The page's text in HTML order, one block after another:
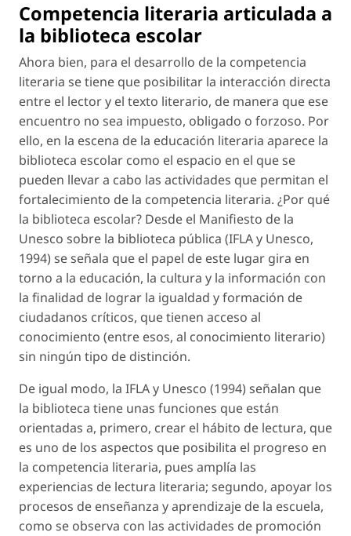
Competencia literaria articulada a
la biblioteca escolar
Ahora bien, para el desarrollo de la competencia
literaria se tiene que posibilitar la interacción directa
entre el lector y el texto literario, de manera que ese
encuentro no sea impuesto, obligado o forzoso. Por
ello, en la escena de la educación literaria aparece la
biblioteca escolar como el espacio en el que se
pueden llevar a cabo las actividades que permitan el
fortalecimiento de la competencia literaria. ¿Por qué
la biblioteca escolar? Desde el Manifiesto de la
Unesco sobre la biblioteca pública (IFLA y Unesco,
1994) se señala que el papel de este lugar gira en
torno a la educación, la cultura y la información con
la finalidad de lograr la igualdad y formación de
ciudadanos críticos, que tienen acceso al
conocimiento (entre esos, al conocimiento literario)
sin ningún tipo de distinción.
De igual modo, la IFLA y Unesco (1994) señalan que
la biblioteca tiene unas funciones que están
orientadas a, primero, crear el hábito de lectura, que
es uno de los aspectos que posibilita el progreso en
la competencia literaria, pues amplía las
experiencias de lectura literaria; segundo, apoyar los
procesos de enseñanza y aprendizaje de la escuela,
como se observa con las actividades de promoción